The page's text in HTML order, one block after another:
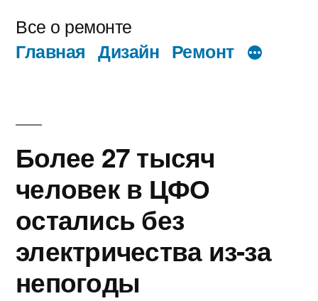
содержимому
Все о ремонте
Главная Дизайн Ремонт
Более 27 тысяч
человек в ЦФО
остались без
электричества из-за
непогоды